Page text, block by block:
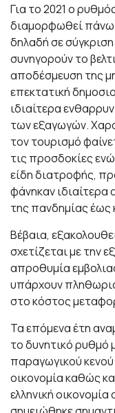
Για το 2021 ο
διαμορφωθεί πάνω
δηλαδή σε σύγκριση
συνηγορούν το
αποδέσμευση της
επεκτατική
ιδιαίτερα
των εξαγωγών.
τον τουρισμό
τις προσδοκίες
είδη διατροφής,
φάνηκαν ιδιαίτερα
της πανδημίας έως
Βέβαια,
σχετίζεται με την
απροθυμία
υπάρχουν
στο κόστος
Τα επόμενα έτη
το δυνητικό ρυθμό
παραγωγικού
οικονομία καθώς
ελληνική